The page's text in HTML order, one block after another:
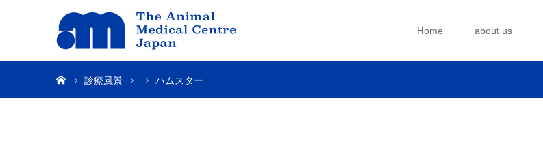
Home about us
診療風景 ハムスター